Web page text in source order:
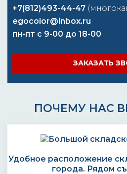
+7(812)493-44-47
egocolor@inbox.ru
пн-пт с 9-00 до 18-00
ЗАКАЗАТЬ
ПОЧЕМУ НАС
Удобное расположение
города. Рядом